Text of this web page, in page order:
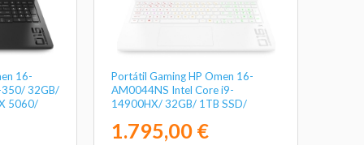
16-
350/ 32GB/
5060/
Portátil Gaming HP Omen 16-
AM0044NS Intel Core i9-
14900HX/ 32GB/ 1TB SSD/
Sistema Operativo
1.795,00 €